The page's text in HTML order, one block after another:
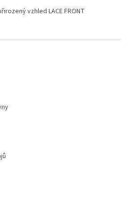
vzhled LACE FRONT